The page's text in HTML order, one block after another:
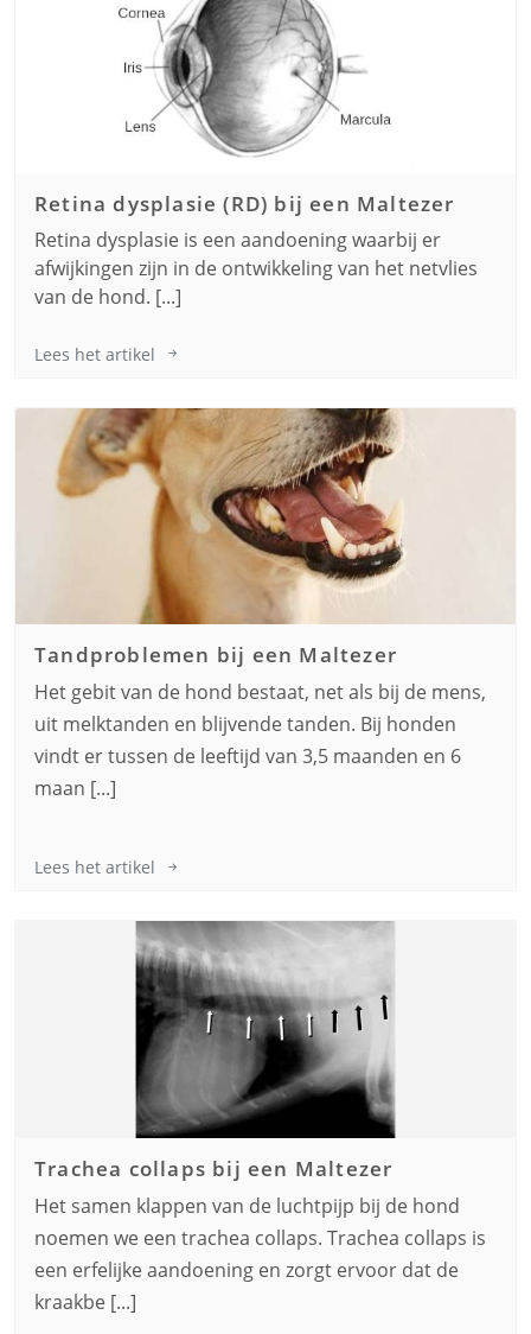
Retina dysplasie (RD) bij een Maltezer
Retina dysplasie is een aandoening waarbij er
afwijkingen zijn in de ontwikkeling van het netvlies
van de hond. [...]
Lees het artikel
Tandproblemen bij een Maltezer
Het gebit van de hond bestaat, net als bij de mens,
uit melktanden en blijvende tanden. Bij honden
vindt er tussen de leeftijd van 3,5 maanden en 6
maan [...]
Lees het artikel
Trachea collaps bij een Maltezer
Het samen klappen van de luchtpijp bij de hond
noemen we een trachea collaps. Trachea collaps is
een erfelijke aandoening en zorgt ervoor dat de
kraakbe [...]